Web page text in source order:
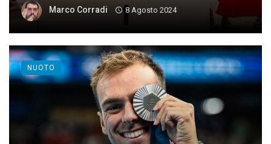
Marco Corradi 8 Agosto 2024
NUOTO